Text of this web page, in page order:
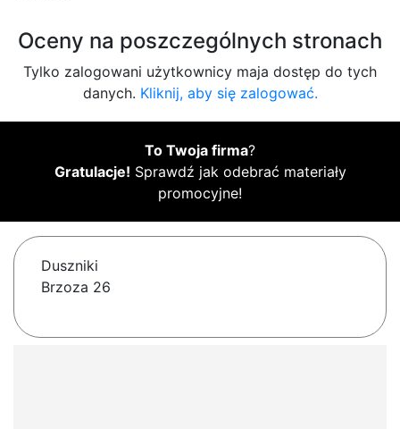
Oceny na poszczególnych stronach
Tylko zalogowani użytkownicy maja dostęp do tych
danych. Kliknij, aby się zalogować.
To Twoja firma?
Gratulacje! Sprawdź jak odebrać materiały
promocyjne!
Duszniki
Brzoza 26